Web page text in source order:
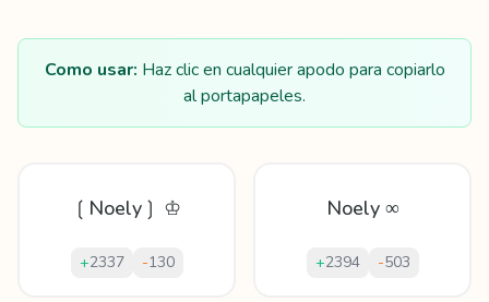
Como usar: Haz clic en cualquier apodo para copiarlo
al portapapeles.
❲Noely❳ ♔
+2337 -130
Noely ∞
+2394 -503